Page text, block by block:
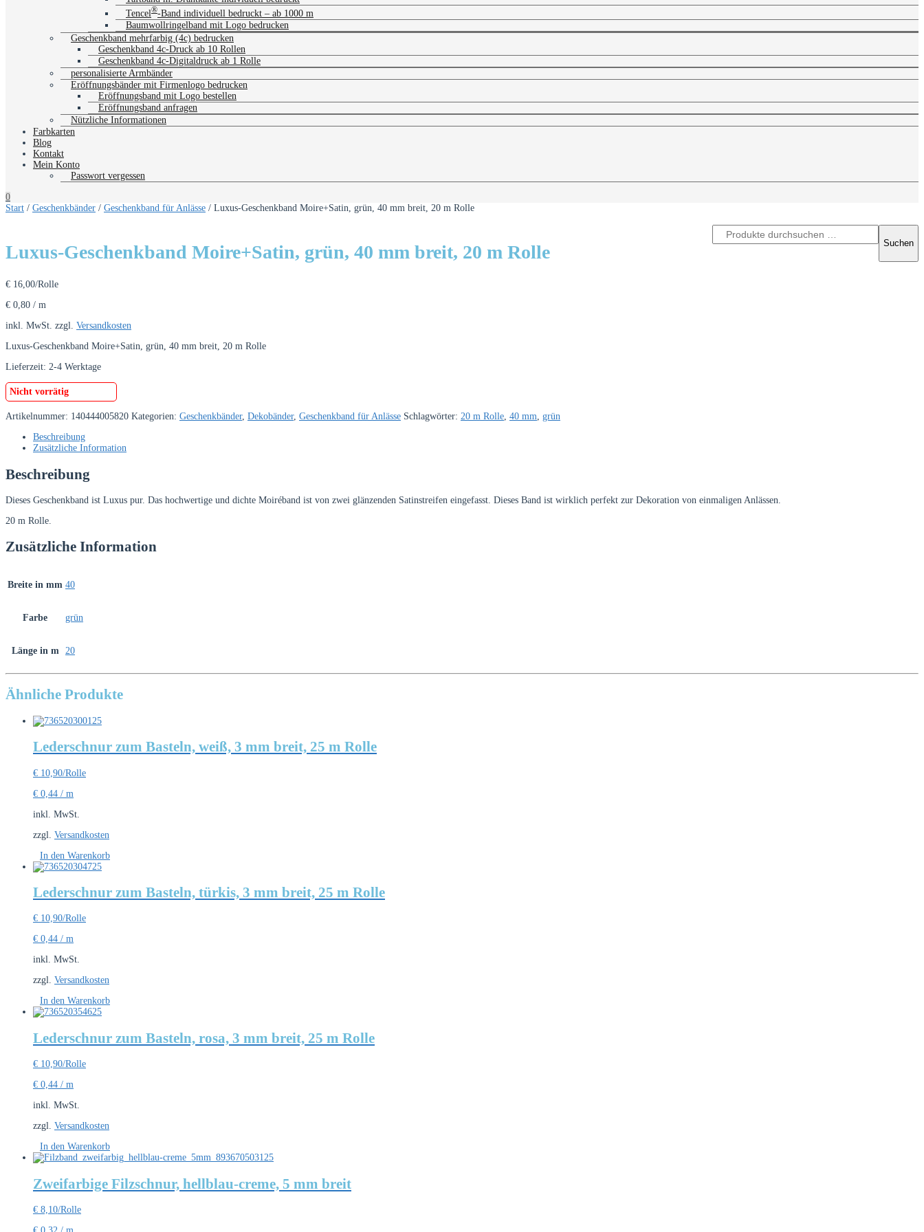
Tencel®-Band individuell bedruckt – ab 1000 m
Baumwollringelband mit Logo bedrucken
Geschenkband mehrfarbig (4c) bedrucken
Geschenkband 4c-Druck ab 10 Rollen
Geschenkband 4c-Digitaldruck ab 1 Rolle
personalisierte Armbänder
Eröffnungsbänder mit Firmenlogo bedrucken
Eröffnungsband mit Logo bestellen
Eröffnungsband anfragen
Nützliche Informationen
Farbkarten
Blog
Kontakt
Mein Konto
Passwort vergessen
0
Start / Geschenkbänder / Geschenkband für Anlässe / Luxus-Geschenkband Moire+Satin, grün, 40 mm breit, 20 m Rolle
Luxus-Geschenkband Moire+Satin, grün, 40 mm breit, 20 m Rolle
€ 16,00/Rolle
€ 0,80 / m
inkl. MwSt. zzgl. Versandkosten
Luxus-Geschenkband Moire+Satin, grün, 40 mm breit, 20 m Rolle
Lieferzeit: 2-4 Werktage
Nicht vorrätig
Artikelnummer: 140444005820 Kategorien: Geschenkbänder, Dekobänder, Geschenkband für Anlässe Schlagwörter: 20 m Rolle, 40 mm, grün
Beschreibung
Zusätzliche Information
Beschreibung
Dieses Geschenkband ist Luxus pur. Das hochwertige und dichte Moiréband ist von zwei glänzenden Satinstreifen eingefasst. Dieses Band ist wirklich perfekt zur Dekoration von einmaligen Anlässen.
20 m Rolle.
Zusätzliche Information
Breite in mm 40
Farbe grün
Länge in m 20
Ähnliche Produkte
Lederschnur zum Basteln, weiß, 3 mm breit, 25 m Rolle
€ 10,90/Rolle
€ 0,44 / m
inkl. MwSt.
zzgl. Versandkosten
In den Warenkorb
Lederschnur zum Basteln, türkis, 3 mm breit, 25 m Rolle
€ 10,90/Rolle
€ 0,44 / m
inkl. MwSt.
zzgl. Versandkosten
In den Warenkorb
Lederschnur zum Basteln, rosa, 3 mm breit, 25 m Rolle
€ 10,90/Rolle
€ 0,44 / m
inkl. MwSt.
zzgl. Versandkosten
In den Warenkorb
Zweifarbige Filzschnur, hellblau-creme, 5 mm breit
€ 8,10/Rolle